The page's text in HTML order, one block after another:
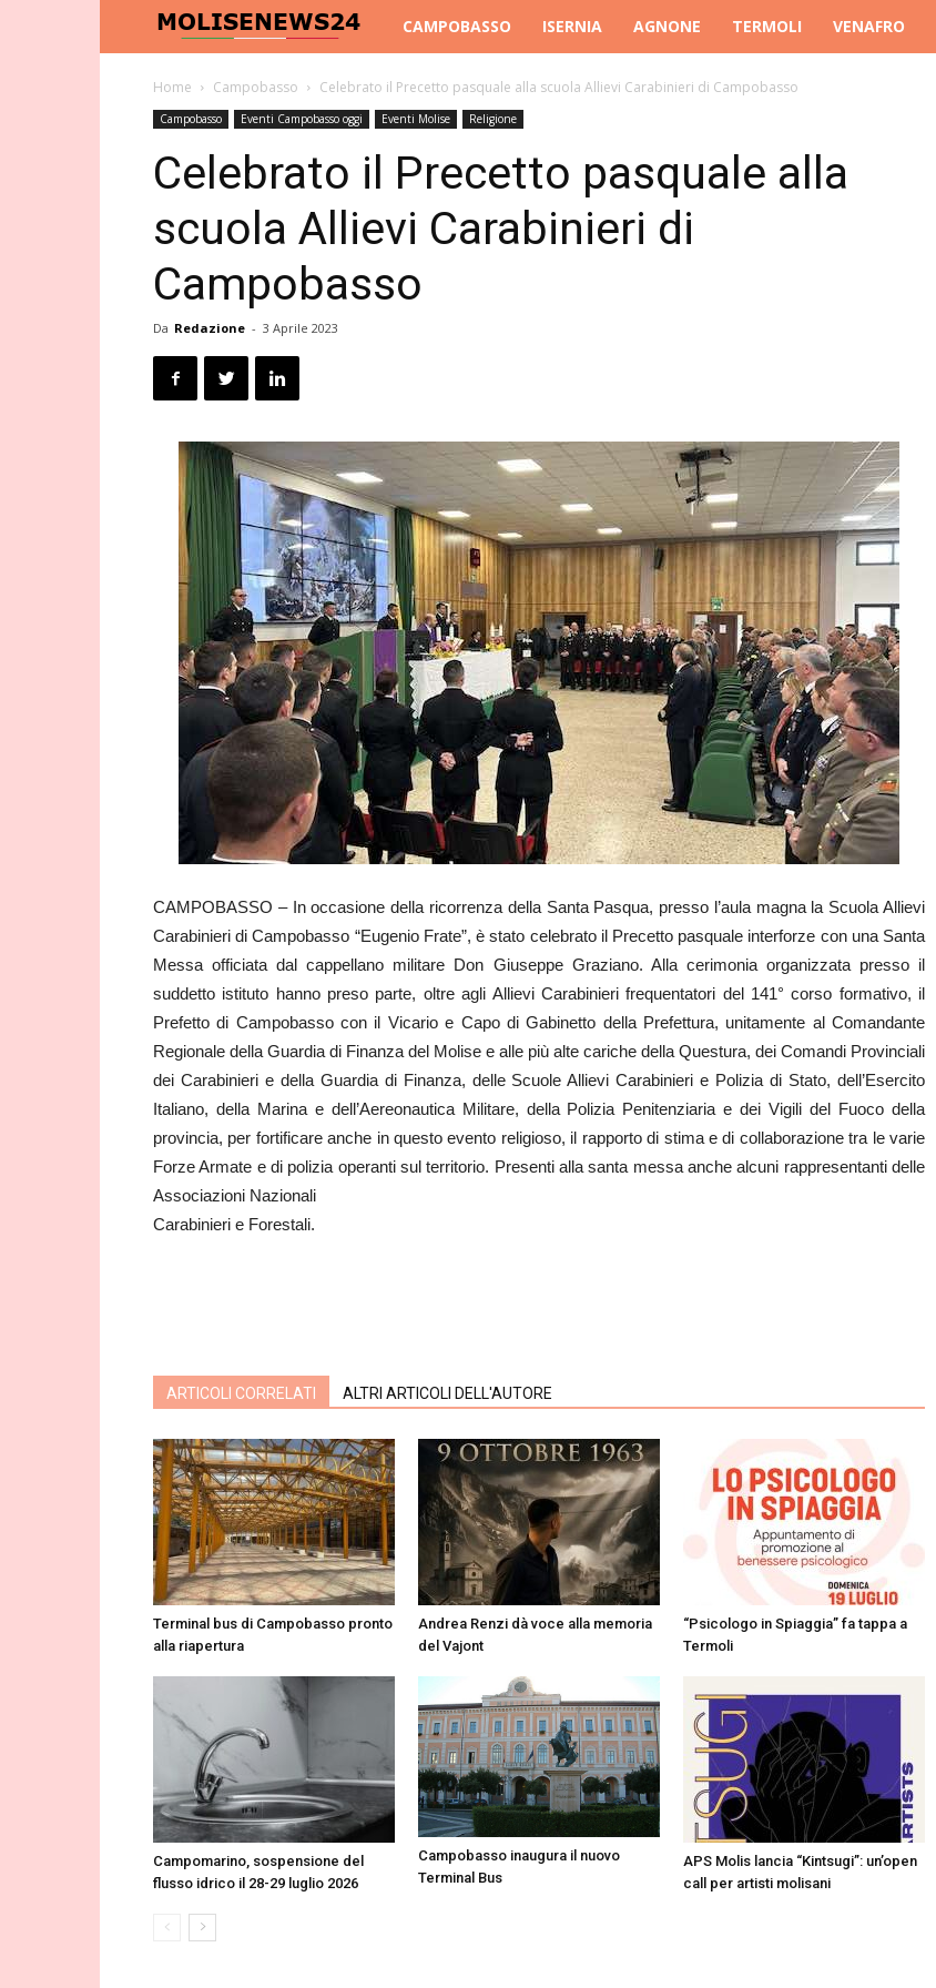
Molise
News
24
CAMPOBASSO ISERNIA AGNONE TERMOLI VENAFRO
Home Campobasso Celebrato il Precetto pasquale alla scuola Allievi Carabinieri di Campobasso
Campobasso Eventi Campobasso oggi Eventi Molise Religione
Celebrato il Precetto pasquale alla
scuola Allievi Carabinieri di
Campobasso
Da Redazione - 3 Aprile 2023
CAMPOBASSO – In occasione della ricorrenza della Santa Pasqua, presso l’aula magna la Scuola Allievi
Carabinieri di Campobasso “Eugenio Frate”, è stato celebrato il Precetto pasquale interforze con una Santa
Messa officiata dal cappellano militare Don Giuseppe Graziano. Alla cerimonia organizzata presso il
suddetto istituto hanno preso parte, oltre agli Allievi Carabinieri frequentatori del 141° corso formativo, il
Prefetto di Campobasso con il Vicario e Capo di Gabinetto della Prefettura, unitamente al Comandante
Regionale della Guardia di Finanza del Molise e alle più alte cariche della Questura, dei Comandi Provinciali
dei Carabinieri e della Guardia di Finanza, delle Scuole Allievi Carabinieri e Polizia di Stato, dell’Esercito
Italiano, della Marina e dell’Aereonautica Militare, della Polizia Penitenziaria e dei Vigili del Fuoco della
provincia, per fortificare anche in questo evento religioso, il rapporto di stima e di collaborazione tra le varie
Forze Armate e di polizia operanti sul territorio. Presenti alla santa messa anche alcuni rappresentanti delle
Associazioni Nazionali
Carabinieri e Forestali.
ARTICOLI CORRELATI ALTRI ARTICOLI DELL'AUTORE
Terminal bus di Campobasso pronto
alla riapertura
Andrea Renzi dà voce alla memoria
del Vajont
“Psicologo in Spiaggia” fa tappa a
Termoli
Campomarino, sospensione del
flusso idrico il 28-29 luglio 2026
Campobasso inaugura il nuovo
Terminal Bus
APS Molis lancia “Kintsugi”: un’open
call per artisti molisani